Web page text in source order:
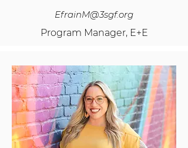
EfrainM@3sgf.org
Program Manager, E+E